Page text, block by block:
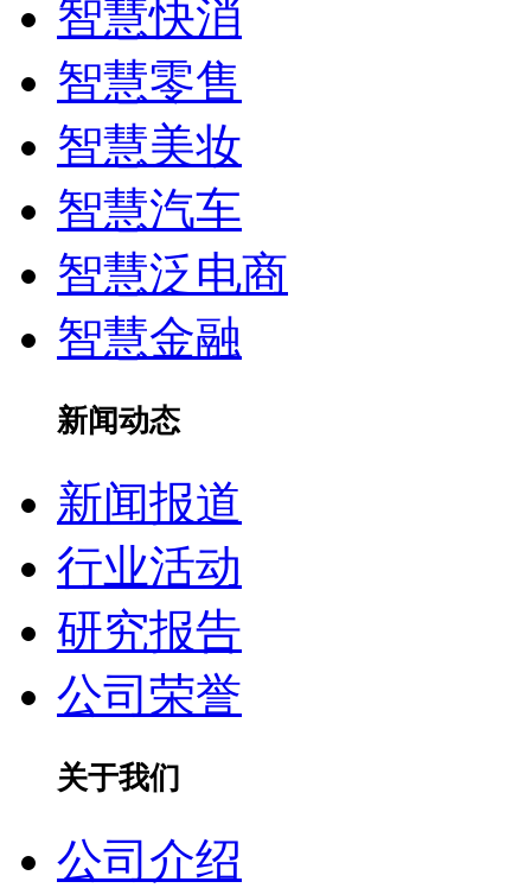
智慧快消
智慧零售
智慧美妆
智慧汽车
智慧泛电商
智慧金融
新闻动态
新闻报道
行业活动
研究报告
公司荣誉
关于我们
公司介绍